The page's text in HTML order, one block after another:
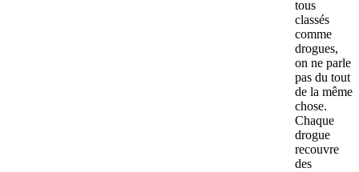
tous
classés
comme
drogues,
on ne parle
pas du tout
de la même
chose.
Chaque
drogue
recouvre
des